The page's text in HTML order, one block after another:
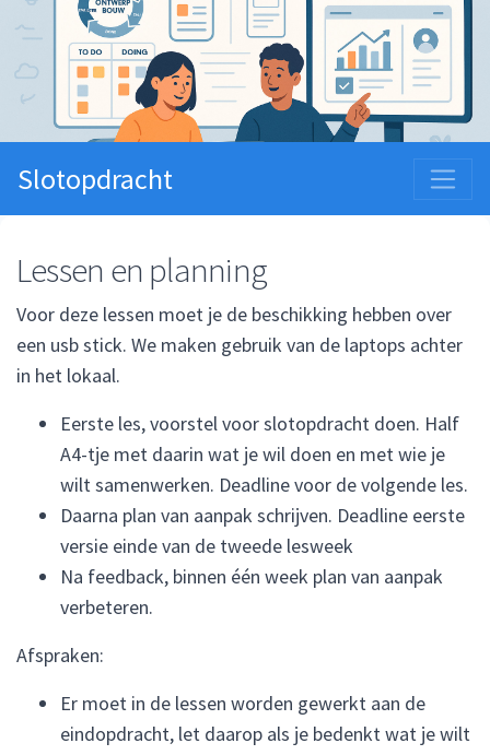
Slotopdracht
Lessen en planning
Voor deze lessen moet je de beschikking hebben over
een usb stick. We maken gebruik van de laptops achter
in het lokaal.
Eerste les, voorstel voor slotopdracht doen. Half
A4-tje met daarin wat je wil doen en met wie je
wilt samenwerken. Deadline voor de volgende les.
Daarna plan van aanpak schrijven. Deadline eerste
versie einde van de tweede lesweek
Na feedback, binnen één week plan van aanpak
verbeteren.
Afspraken:
Er moet in de lessen worden gewerkt aan de
eindopdracht, let daarop als je bedenkt wat je wilt